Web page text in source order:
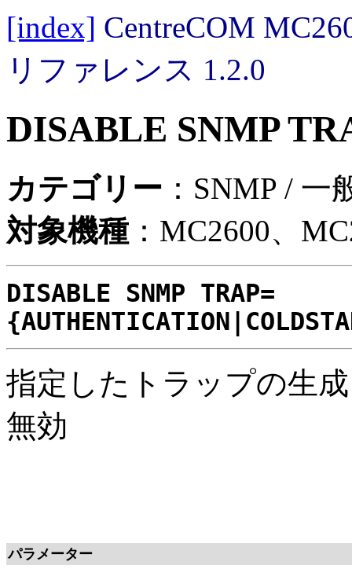
[index] CentreCOM
リファレンス 1.2.0
DISABLE SNMP
カテゴリー ：SNMP /
対象機種 ：MC2600、
DISABLE SNMP TRAP=
指定したトラップの生
無効
パラメーター